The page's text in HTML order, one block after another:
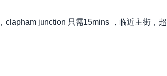
junction 只需15mins ，临近主街，超